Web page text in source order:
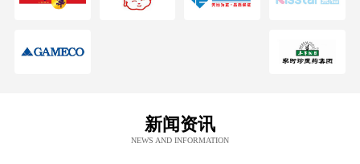
新闻资讯
NEWS AND INFORMATION